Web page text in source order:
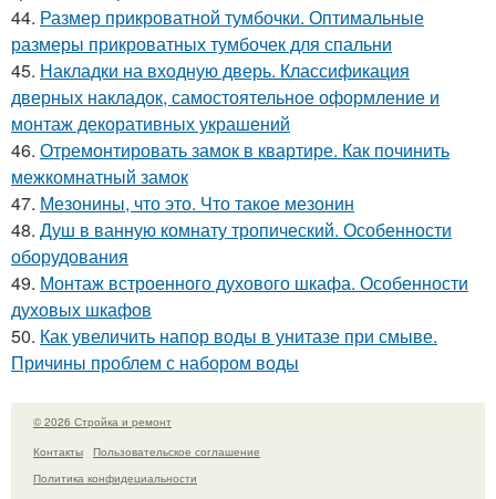
44. Размер прикроватной тумбочки. Оптимальные
размеры прикроватных тумбочек для спальни
45. Накладки на входную дверь. Классификация
дверных накладок, самостоятельное оформление и
монтаж декоративных украшений
46. Отремонтировать замок в квартире. Как починить
межкомнатный замок
47. Мезонины, что это. Что такое мезонин
48. Душ в ванную комнату тропический. Особенности
оборудования
49. Монтаж встроенного духового шкафа. Особенности
духовых шкафов
50. Как увеличить напор воды в унитазе при смыве.
Причины проблем с набором воды
© 2026 Стройка и ремонт
Контакты
Пользовательское соглашение
Политика конфидециальности